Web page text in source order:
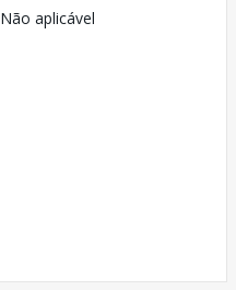
Não aplicável